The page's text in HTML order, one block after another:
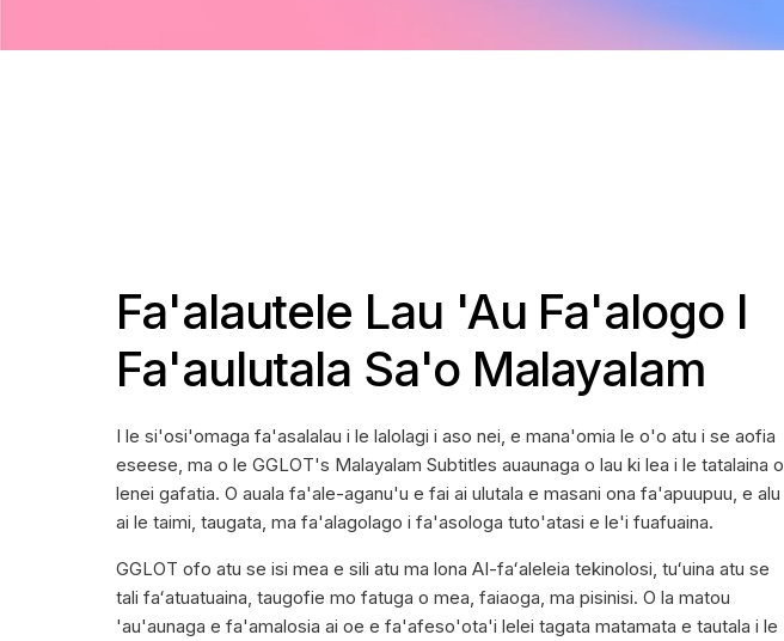
Fa'alautele Lau 'Au Fa'alogo I
Fa'aulutala Sa'o Malayalam
I le si'osi'omaga fa'asalalau i le lalolagi i aso nei, e mana'omia le o'o atu i se aofia
eseese, ma o le GGLOT's Malayalam Subtitles auaunaga o lau ki lea i le tatalaina o
lenei gafatia. O auala fa'ale-aganu'u e fai ai ulutala e masani ona fa'apuupuu, e alu
ai le taimi, taugata, ma fa'alagolago i fa'asologa tuto'atasi e le'i fuafuaina.
GGLOT ofo atu se isi mea e sili atu ma lona AI-faʻaleleia tekinolosi, tuʻuina atu se
tali faʻatuatuaina, taugofie mo fatuga o mea, faiaoga, ma pisinisi. O la matou
'au'aunaga e fa'amalosia ai oe e fa'afeso'ota'i lelei tagata matamata e tautala i le